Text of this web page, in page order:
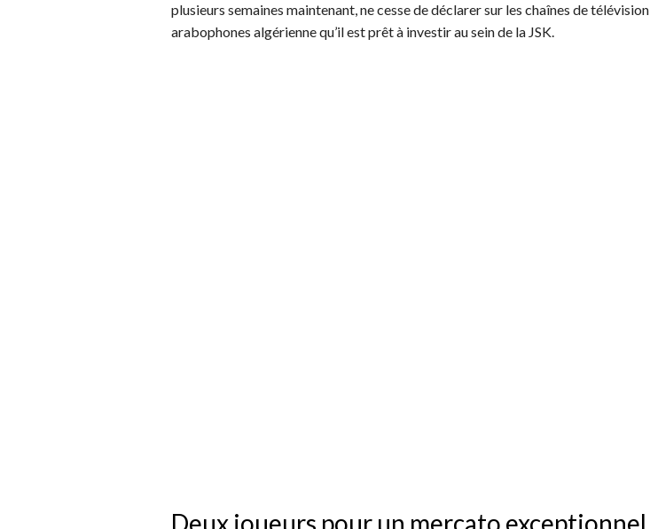
plusieurs semaines maintenant, ne cesse de déclarer sur les chaînes de télévision
arabophones algérienne qu’il est prêt à investir au sein de la JSK.
Deux joueurs pour un mercato exceptionnel